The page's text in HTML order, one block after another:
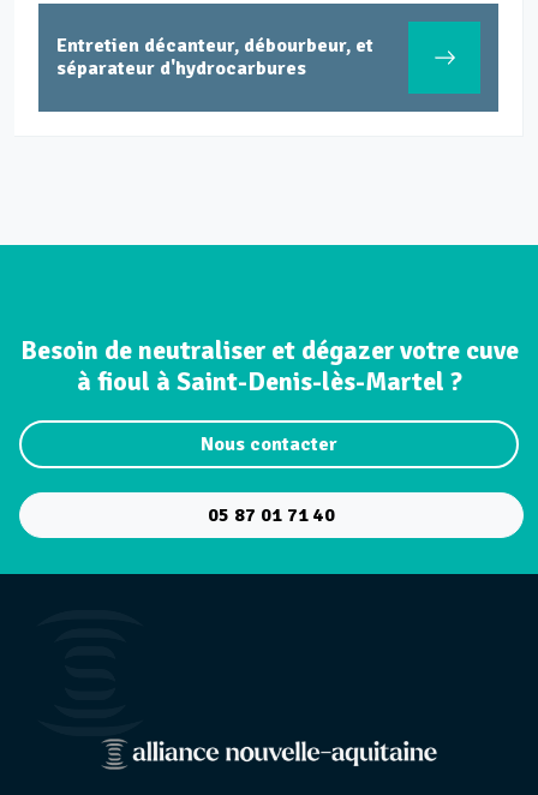
Entretien décanteur, débourbeur, et
séparateur d'hydrocarbures
Besoin de neutraliser et dégazer votre cuve
à fioul à Saint-Denis-lès-Martel ?
Nous contacter
05 87 01 71 40